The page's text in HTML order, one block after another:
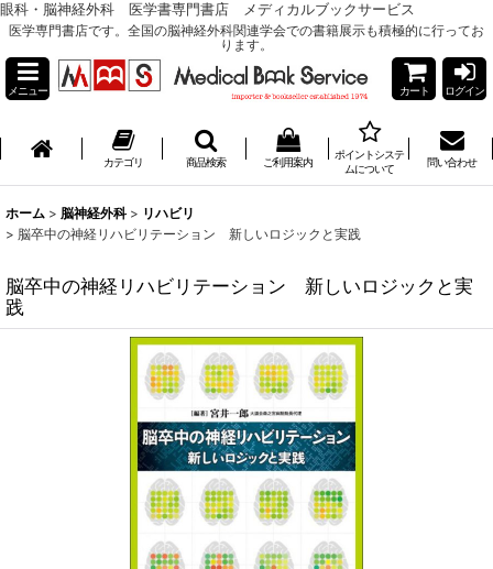
眼科・脳神経外科 医学書専門書店 メディカルブックサービス
医学専門書店です。全国の脳神経外科関連学会での書籍展示も積極的に行ってお
ります。
メニュー カート ログイン
カテゴリ 商品検索 ご利用案内
ポイントシステ
ムについて
問い合わせ
ホーム > 脳神経外科 > リハビリ
> 脳卒中の神経リハビリテーション 新しいロジックと実践
脳卒中の神経リハビリテーション 新しいロジックと実
践